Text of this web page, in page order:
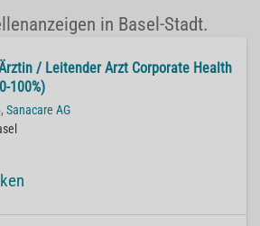
in Basel-Stadt.
/ Lei­ten­der Arzt Cor­po­ra­te He­alth
100%)
Sanacare AG